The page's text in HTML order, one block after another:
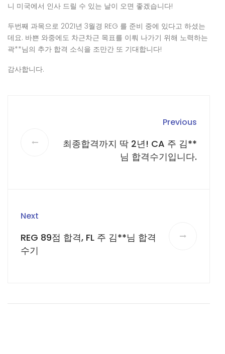
니 미국에서 인사 드릴 수 있는 날이 오면 좋겠습니다!
두번째 과목으로 2021년 3월경 REG 를 준비 중에 있다고 하셨는
데요. 바쁜 와중에도 차근차근 목표를 이뤄 나가기 위해 노력하는
곽**님의 추가 합격 소식을 조만간 또 기대합니다!
감사합니다.
Previous
최종합격까지 딱 2년! CA 주 김**
님 합격수기입니다.
Next
REG 89점 합격, FL 주 김**님 합격
수기